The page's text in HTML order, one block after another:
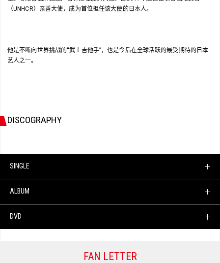
（UNHCR）亲善大使，成为首位担任该大使的日本人。
他是不断向世界挑战的“武士吉他手”，也是今后在全球活跃的最受期待的日本
艺人之一。
DISCOGRAPHY
SINGLE
ALBUM
DVD
FAN LETTER